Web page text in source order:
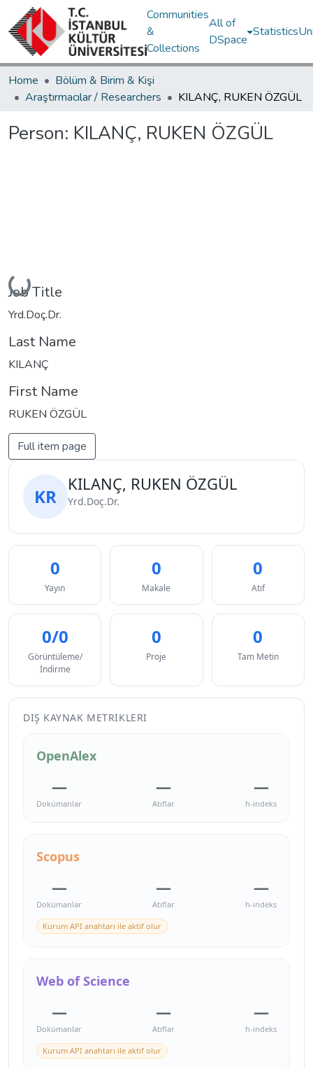
Communities
&
Collections
All of
DSpace
Statistics
Home
Bölüm & Birim & Kişi
Araştırmacılar / Researchers
KILANÇ, RUKEN ÖZGÜL
Person: KILANÇ, RUKEN ÖZGÜL
Loading...
Job Title
Yrd.Doç.Dr.
Last Name
KILANÇ
First Name
RUKEN ÖZGÜL
Full item page
KR
KILANÇ, RUKEN ÖZGÜL
Yrd.Doç.Dr.
0
Yayın
0
Makale
0
Atıf
0/0
Görüntüleme/
İndirme
0
Proje
0
Tam Metin
DIŞ KAYNAK METRIKLERI
OpenAlex
—
Dokümanlar
—
Atıflar
—
h-indeks
Scopus
—
Dokümanlar
—
Atıflar
—
h-indeks
Kurum API anahtarı ile aktif olur
Web of Science
—
Dokümanlar
—
Atıflar
—
h-indeks
Kurum API anahtarı ile aktif olur